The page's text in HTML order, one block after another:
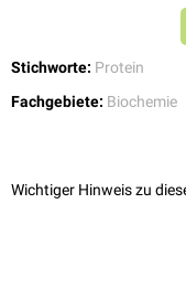
Stichworte: Protein
Fachgebiete: Biochemie
Wichtiger Hinweis zu